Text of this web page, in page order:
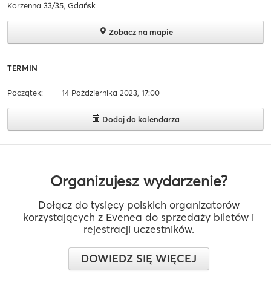
Korzenna 33/35, Gdańsk
Zobacz na mapie
TERMIN
Początek: 14 Października 2023, 17:00
Dodaj do kalendarza
Organizujesz wydarzenie?
Dołącz do tysięcy polskich organizatorów
korzystających z Evenea do sprzedaży biletów i
rejestracji uczestników.
DOWIEDZ SIĘ WIĘCEJ